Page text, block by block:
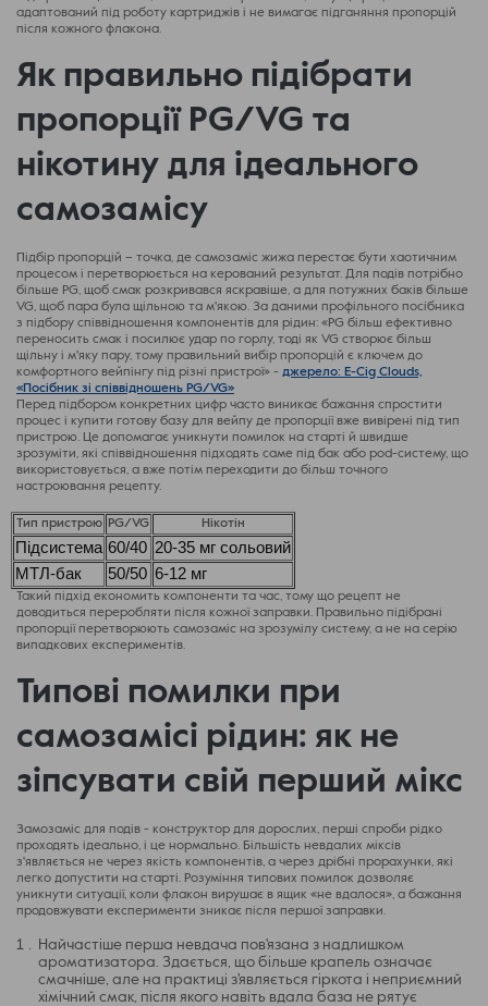
адаптований під роботу картриджів і не вимагає підганяння пропорцій
після кожного флакона.
Як правильно підібрати
пропорції PG/VG та
нікотину для ідеального
самозамісу
Підбір пропорцій – точка, де самозаміс жижа перестає бути хаотичним
процесом і перетворюється на керований результат. Для подів потрібно
більше PG, щоб смак розкривався яскравіше, а для потужних баків більше
VG, щоб пара була щільною та м'якою. За даними профільного посібника
з підбору співвідношення компонентів для рідин: «PG більш ефективно
переносить смак і посилює удар по горлу, тоді як VG створює більш
щільну і м'яку пару, тому правильний вибір пропорцій є ключем до
комфортного вейпінгу під різні пристрої» - джерело: E-Cig Clouds,
«Посібник зі співвідношень PG/VG»
Перед підбором конкретних цифр часто виникає бажання спростити
процес і купити готову базу для вейпу де пропорції вже вивірені під тип
пристрою. Це допомагає уникнути помилок на старті й швидше
зрозуміти, які співвідношення підходять саме під бак або pod-систему, що
використовується, а вже потім переходити до більш точного
настроювання рецепту.
Тип пристрою PG/VG Нікотін
Підсистема 60/40 20-35 мг сольовий
МТЛ-бак
50/50 6-12 мг
Такий підхід економить компоненти та час, тому що рецепт не
доводиться переробляти після кожної заправки. Правильно підібрані
пропорції перетворюють самозаміс на зрозумілу систему, а не на серію
випадкових експериментів.
Типові помилки при
самозамісі рідин: як не
зіпсувати свій перший мікс
Замозаміс для подів - конструктор для дорослих, перші спроби рідко
проходять ідеально, і це нормально. Більшість невдалих міксів
з'являється не через якість компонентів, а через дрібні прорахунки, які
легко допустити на старті. Розуміння типових помилок дозволяє
уникнути ситуації, коли флакон вирушає в ящик «не вдалося», а бажання
продовжувати експерименти зникає після першої заправки.
Найчастіше перша невдача пов'язана з надлишком
ароматизатора. Здається, що більше крапель означає
смачніше, але на практиці з'являється гіркота і неприємний
хімічний смак, після якого навіть вдала база не рятує